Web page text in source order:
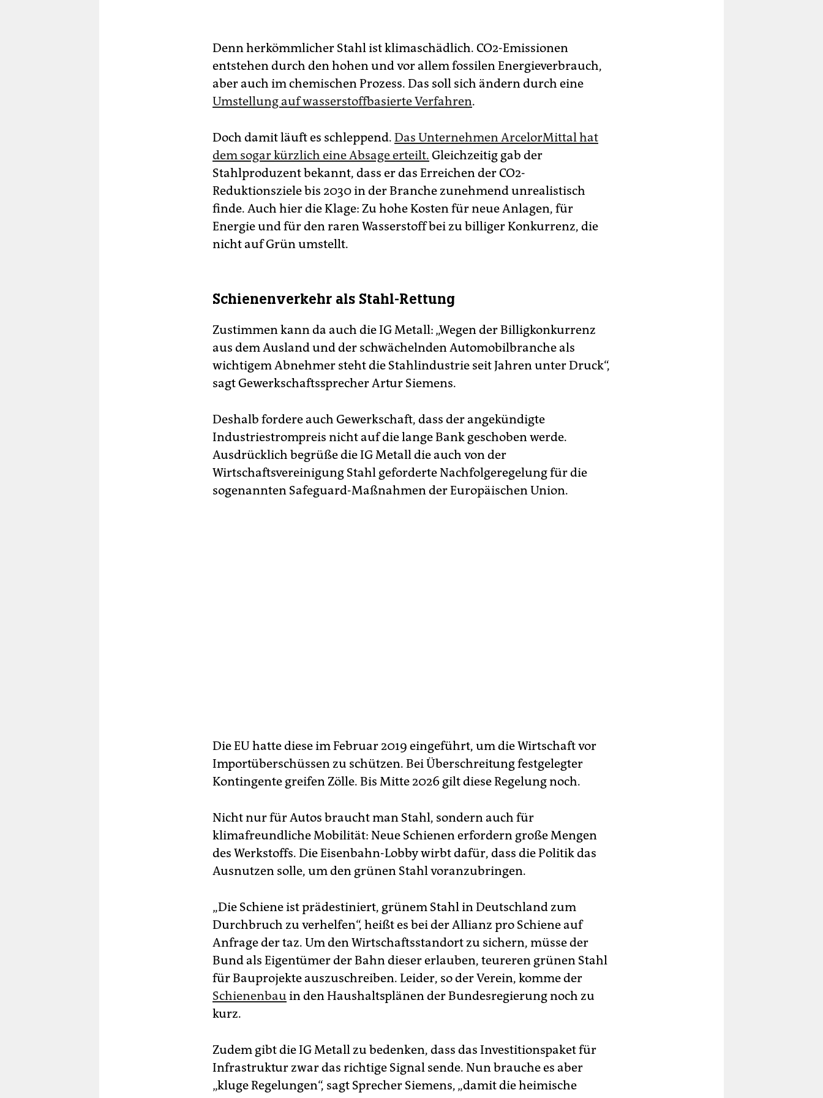
Denn herkömmlicher Stahl ist klimaschädlich. CO2-Emissionen
entstehen durch den hohen und vor allem fossilen Energieverbrauch,
aber auch im chemischen Prozess. Das soll sich ändern durch eine
Umstellung auf wasserstoffbasierte Verfahren.
Doch damit läuft es schleppend. Das Unternehmen ArcelorMittal hat
dem sogar kürzlich eine Absage erteilt. Gleichzeitig gab der
Stahlproduzent bekannt, dass er das Erreichen der CO2-
Reduktionsziele bis 2030 in der Branche zunehmend unrealistisch
finde. Auch hier die Klage: Zu hohe Kosten für neue Anlagen, für
Energie und für den raren Wasserstoff bei zu billiger Konkurrenz, die
nicht auf Grün umstellt.
Schienenverkehr als Stahl-Rettung
Zustimmen kann da auch die IG Metall: „Wegen der Billigkonkurrenz
aus dem Ausland und der schwächelnden Automobilbranche als
wichtigem Abnehmer steht die Stahlindustrie seit Jahren unter Druck“,
sagt Gewerkschaftssprecher Artur Siemens.
Deshalb fordere auch Gewerkschaft, dass der angekündigte
Industriestrompreis nicht auf die lange Bank geschoben werde.
Ausdrücklich begrüße die IG Metall die auch von der
Wirtschaftsvereinigung Stahl geforderte Nachfolgeregelung für die
sogenannten Safeguard-Maßnahmen der Europäischen Union.
Die EU hatte diese im Februar 2019 eingeführt, um die Wirtschaft vor
Importüberschüssen zu schützen. Bei Überschreitung festgelegter
Kontingente greifen Zölle. Bis Mitte 2026 gilt diese Regelung noch.
Nicht nur für Autos braucht man Stahl, sondern auch für
klimafreundliche Mobilität: Neue Schienen erfordern große Mengen
des Werkstoffs. Die Eisenbahn-Lobby wirbt dafür, dass die Politik das
Ausnutzen solle, um den grünen Stahl voranzubringen.
„Die Schiene ist prädestiniert, grünem Stahl in Deutschland zum
Durchbruch zu verhelfen“, heißt es bei der Allianz pro Schiene auf
Anfrage der taz. Um den Wirtschaftsstandort zu sichern, müsse der
Bund als Eigentümer der Bahn dieser erlauben, teureren grünen Stahl
für Bauprojekte auszuschreiben. Leider, so der Verein, komme der
Schienenbau in den Haushaltsplänen der Bundesregierung noch zu
kurz.
Zudem gibt die IG Metall zu bedenken, dass das Investitionspaket für
Infrastruktur zwar das richtige Signal sende. Nun brauche es aber
„kluge Regelungen“, sagt Sprecher Siemens, „damit die heimische